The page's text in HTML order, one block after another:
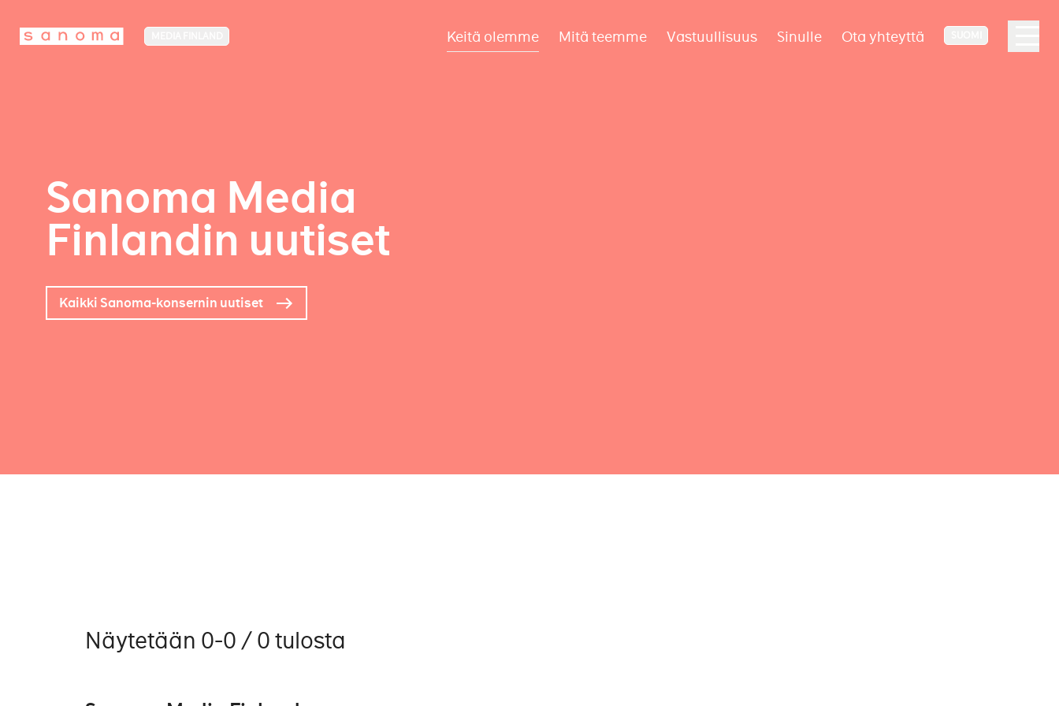
Keitä olemme Mitä teemme Vastuullisuus Sinulle Ota yhteyttä
Sanoma Media
Finlandin uutiset
Kaikki Sanoma-konsernin uutiset
Näytetään 0-0 / 0 tulosta